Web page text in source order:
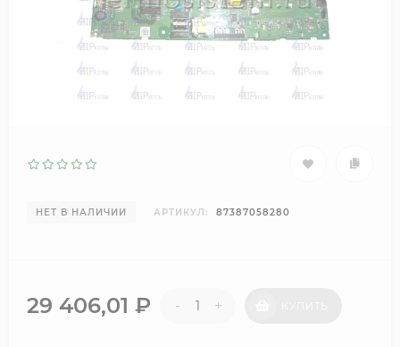
НЕТ В НАЛИЧИИ АРТИКУЛ: 87387058280
29 406,01 ₽ - +